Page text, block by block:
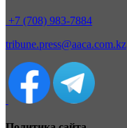
+7 (708) 983-7884
tribune.press@aaca.com.kz